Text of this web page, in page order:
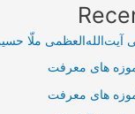
آیت‌الله‌العظمی ملّا
های معرفت
های معرفت